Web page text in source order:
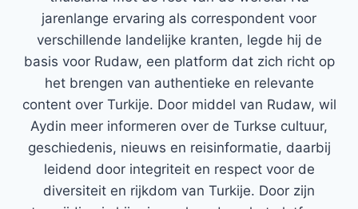
jarenlange ervaring als correspondent voor
verschillende landelijke kranten, legde hij de
basis voor Rudaw, een platform dat zich richt op
het brengen van authentieke en relevante
content over Turkije. Door middel van Rudaw, wil
Aydin meer informeren over de Turkse cultuur,
geschiedenis, nieuws en reisinformatie, daarbij
leidend door integriteit en respect voor de
diversiteit en rijkdom van Turkije. Door zijn